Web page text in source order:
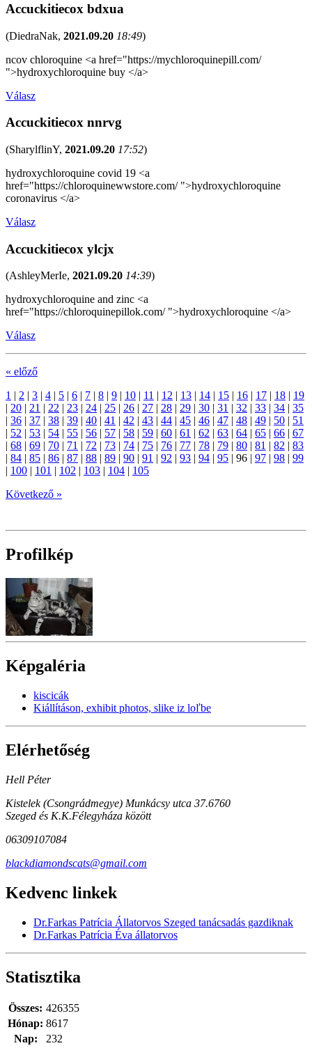
Accuckitiecox bdxua
(DiedraNak, 2021.09.20 18:49)
ncov chloroquine <a href="https://mychloroquinepill.com/
">hydroxychloroquine buy </a>
Válasz
Accuckitiecox nnrvg
(SharylflinY, 2021.09.20 17:52)
hydroxychloroquine covid 19 <a
href="https://chloroquinewwstore.com/ ">hydroxychloroquine
coronavirus </a>
Válasz
Accuckitiecox ylcjx
(AshleyMerIe, 2021.09.20 14:39)
hydroxychloroquine and zinc <a
href="https://chloroquinepillok.com/ ">hydroxychloroquine </a>
Válasz
« előző
1 | 2 | 3 | 4 | 5 | 6 | 7 | 8 | 9 | 10 | 11 | 12 | 13 | 14 | 15 | 16 | 17 | 18 | 19
| 20 | 21 | 22 | 23 | 24 | 25 | 26 | 27 | 28 | 29 | 30 | 31 | 32 | 33 | 34 | 35
| 36 | 37 | 38 | 39 | 40 | 41 | 42 | 43 | 44 | 45 | 46 | 47 | 48 | 49 | 50 | 51
| 52 | 53 | 54 | 55 | 56 | 57 | 58 | 59 | 60 | 61 | 62 | 63 | 64 | 65 | 66 | 67
| 68 | 69 | 70 | 71 | 72 | 73 | 74 | 75 | 76 | 77 | 78 | 79 | 80 | 81 | 82 | 83
| 84 | 85 | 86 | 87 | 88 | 89 | 90 | 91 | 92 | 93 | 94 | 95 | 96 | 97 | 98 | 99
| 100 | 101 | 102 | 103 | 104 | 105
Következő »
Profilkép
Képgaléria
kiscicák
Kiállításon, exhibit photos, slike iz loľbe
Elérhetőség
Hell Péter
Kistelek (Csongrádmegye) Munkácsy utca 37.6760
Szeged és K.K.Félegyháza között
06309107084
blackdiamondscats@gmail.com
Kedvenc linkek
Dr.Farkas Patrícia Állatorvos Szeged tanácsadás gazdiknak
Dr.Farkas Patrícia Éva állatorvos
Statisztika
Összes: 426355
Hónap: 8617
Nap:
232